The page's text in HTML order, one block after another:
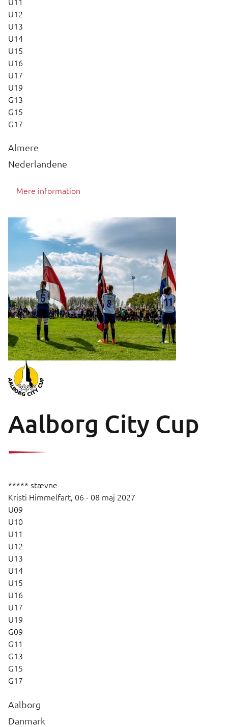
U12
U13
U14
U15
U16
U17
U19
G13
G15
G17
Almere
Nederlandene
Mere information
Aalborg City Cup
***** stævne
Kristi Himmelfart, 06 - 08 maj 2027
U09
U10
U11
U12
U13
U14
U15
U16
U17
U19
G09
G11
G13
G15
G17
Aalborg
Danmark